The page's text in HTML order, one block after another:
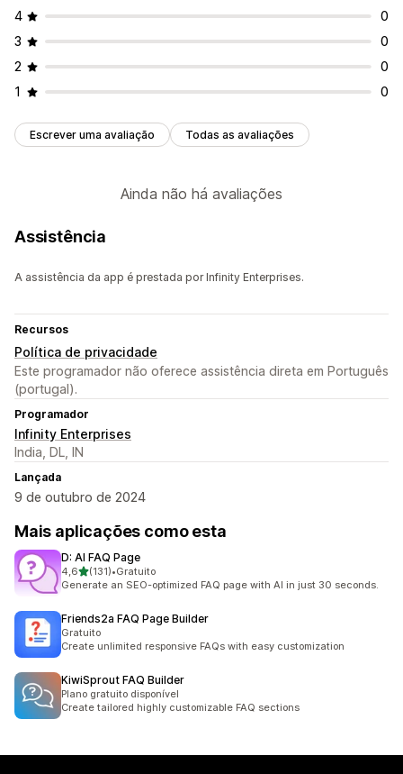
4
0
3
0
2
0
1
0
Escrever uma avaliação Todas as avaliações
Ainda não há avaliações
Assistência
A assistência da app é prestada por Infinity Enterprises.
Recursos
Política de privacidade
Este programador não oferece assistência direta em Português
(portugal).
Programador
Infinity Enterprises
India, DL, IN
Lançada
9 de outubro de 2024
Mais aplicações como esta
D: AI FAQ Page
4,6de 5 estrelas
(131)
131 total de avaliações
•Gratuito
Generate an SEO-optimized FAQ page with AI in just 30 seconds.
Friends2a FAQ Page Builder
Gratuito
Create unlimited responsive FAQs with easy customization
KiwiSprout FAQ Builder
Plano gratuito disponível
Create tailored highly customizable FAQ sections